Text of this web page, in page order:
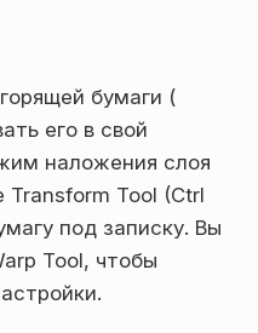
бумаги (
его в свой
наложения слоя
Transform Tool (Ctrl
под записку. Вы
Tool, чтобы